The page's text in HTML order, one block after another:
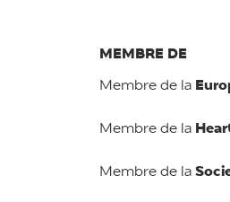
MEMBRE DE
Membre de la
Membre de la
Membre de la